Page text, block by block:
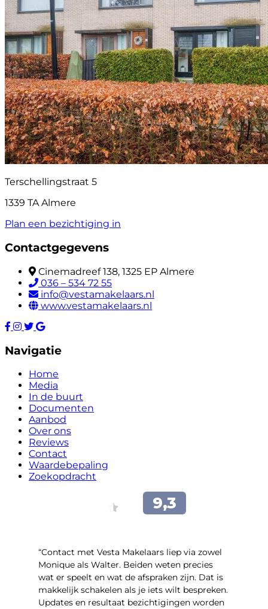
Terschellingstraat 5
1339 TA Almere
Plan een bezichtiging in
Contactgegevens
Cinemadreef 138, 1325 EP Almere
036 – 534 72 55
info@vestamakelaars.nl
www.vestamakelaars.nl
Navigatie
Home
Media
In de buurt
Documenten
Aanbod
Over ons
Reviews
Contact
Waardebepaling
Zoekopdracht
“Contact met Vesta Makelaars liep via zowel
Monique als Walter. Beiden weten precies
wat er speelt en wat de afspraken zijn. Dat is
makkelijk schakelen als je iets wilt bespreken.
Updates en resultaat bezichtigingen worden